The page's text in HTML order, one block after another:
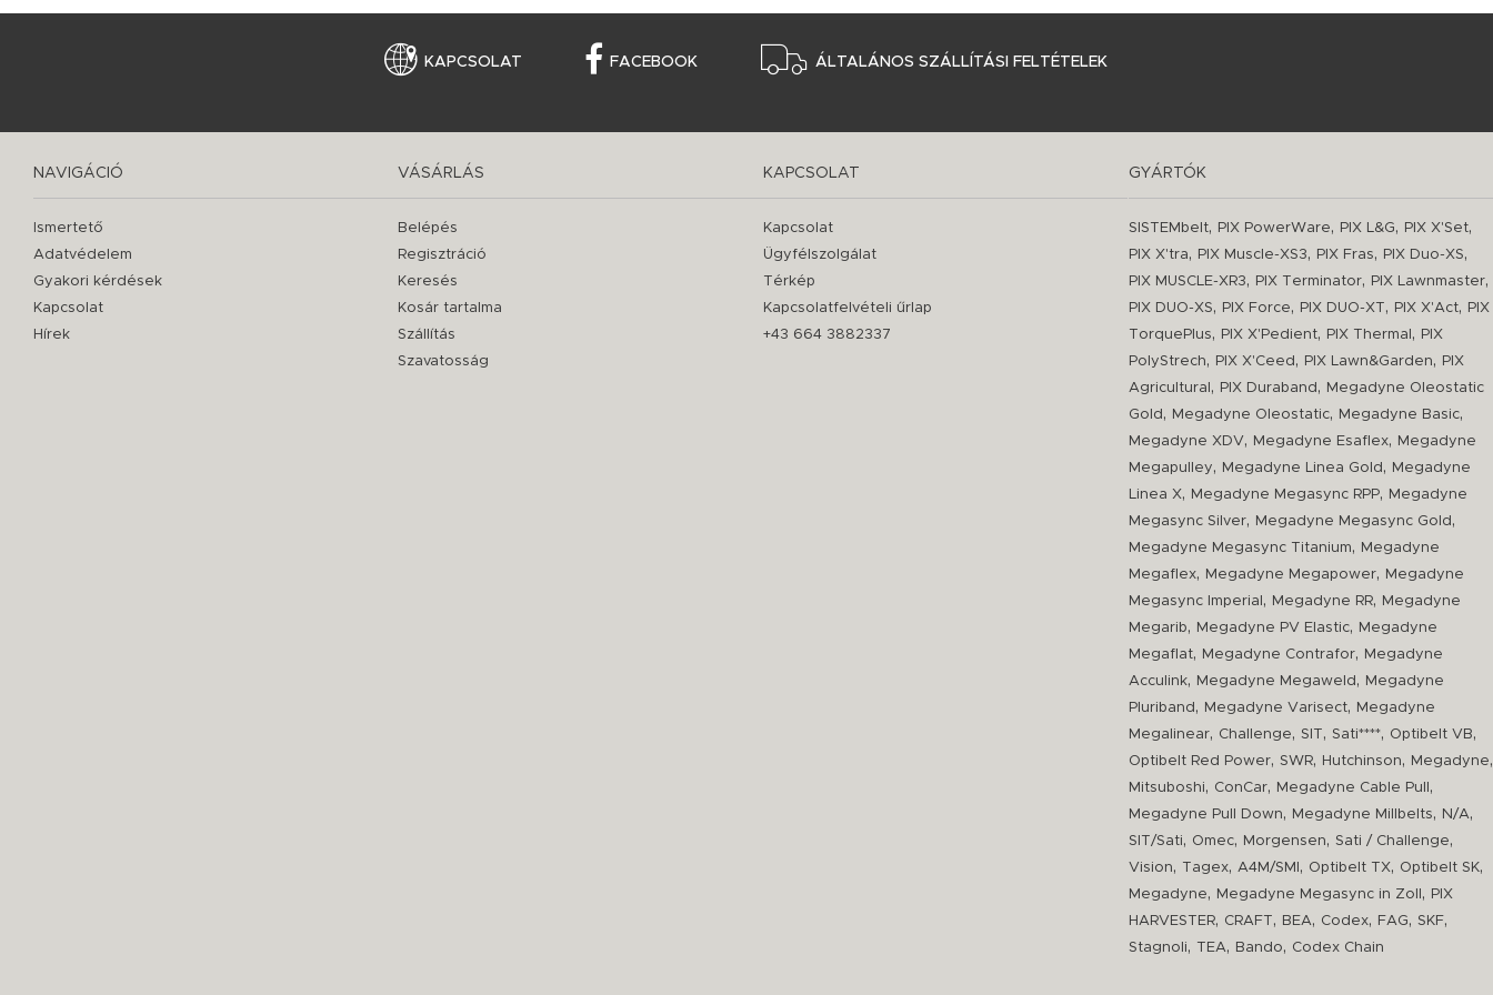
KAPCSOLAT FACEBOOK ÁLTALÁNOS SZÁLLÍTÁSI FELTÉTELEK
NAVIGÁCIÓ
Ismertető
Adatvédelem
Gyakori kérdések
Kapcsolat
Hírek
VÁSÁRLÁS
Belépés
Regisztráció
Keresés
Kosár tartalma
Szállítás
Szavatosság
KAPCSOLAT
Kapcsolat
Ügyfélszolgálat
Térkép
Kapcsolatfelvételi űrlap
+43 664 3882337
GYÁRTÓK
SISTEMbelt, PIX PowerWare, PIX L&G, PIX X'Set,
PIX X'tra, PIX Muscle-XS3, PIX Fras, PIX Duo-XS,
PIX MUSCLE-XR3, PIX Terminator, PIX Lawnmaster,
PIX DUO-XS, PIX Force, PIX DUO-XT, PIX X'Act,
PIX
TorquePlus, PIX X'Pedient, PIX Thermal ,
PIX
PolyStrech, PIX X'Ceed , PIX Lawn&Garden,
PIX
Agricultural , PIX Duraband ,
Megadyne Oleostatic
Gold , Megadyne Oleostatic, Megadyne Basic,
Megadyne XDV, Megadyne Esaflex,
Megadyne
Megapulley, Megadyne Linea Gold ,
Megadyne
Linea X, Megadyne Megasync RPP,
Megadyne
Megasync Silver, Megadyne Megasync Gold ,
Megadyne Megasync Titanium,
Megadyne
Megaflex, Megadyne Megapower,
Megadyne
Megasync Imperial , Megadyne RR,
Megadyne
Megarib, Megadyne PV Elastic,
Megadyne
Megaflat, Megadyne Contrafor,
Megadyne
Acculink, Megadyne Megaweld ,
Megadyne
Pluriband , Megadyne Varisect,
Megadyne
Megalinear, Challenge, SIT, Sati****, Optibelt VB,
Optibelt Red Power, SWR, Hutchinson, Megadyne,
Mitsuboshi, ConCar, Megadyne Cable Pull ,
Megadyne Pull Down, Megadyne Millbelts, N/A,
SIT/Sati, Omec, Morgensen, Sati / Challenge,
Vision, Tagex, A4M/SMI , Optibelt TX, Optibelt SK,
Megadyne, Megadyne Megasync in Zoll ,
PIX
HARVESTER, CRAFT, BEA, Codex, FAG, SKF,
Stagnoli, TEA, Bando, Codex Chain